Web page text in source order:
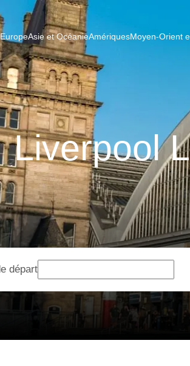
Asie et OcéanieAmériquesMoyen-Orient
Liverpool
départ